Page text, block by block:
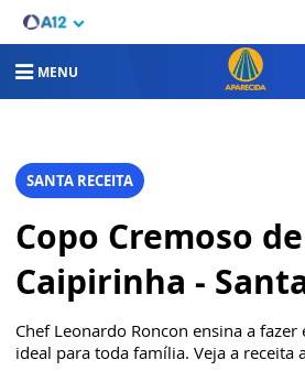
MENU
SANTA RECEITA
Copo Cremoso de
Caipirinha -
Chef Leonardo Roncon ensina a fazer
ideal para toda família. Veja a receita